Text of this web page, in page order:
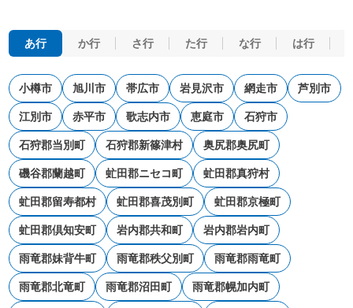
あ行 か行 さ行 た行 な行 は行
小樽市 旭川市 帯広市 岩見沢市 網走市 芦別市
江別市 赤平市 歌志内市 恵庭市 石狩市
石狩郡当別町 石狩郡新篠津村 奥尻郡奥尻町
磯谷郡蘭越町 虻田郡ニセコ町 虻田郡真狩村
虻田郡留寿都村 虻田郡喜茂別町 虻田郡京極町
虻田郡倶知安町 岩内郡共和町 岩内郡岩内町
雨竜郡妹背牛町 雨竜郡秩父別町 雨竜郡雨竜町
雨竜郡北竜町 雨竜郡沼田町 雨竜郡幌加内町